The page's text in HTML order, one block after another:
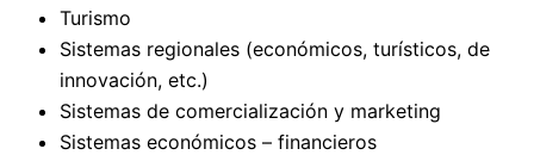
Turismo
Sistemas regionales (económicos, turísticos, de
innovación, etc.)
Sistemas de comercialización y marketing
Sistemas económicos – financieros